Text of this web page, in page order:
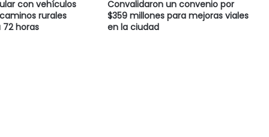
con vehículos
rurales
horas
Convalidaron un convenio por
$359 millones para mejoras viales
en la ciudad